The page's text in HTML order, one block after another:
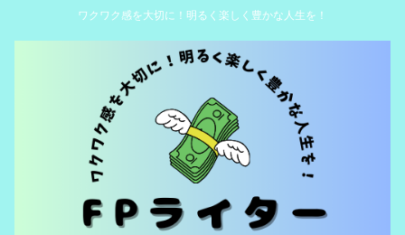
ワクワク感を大切に！明るく楽しく豊かな人生を！